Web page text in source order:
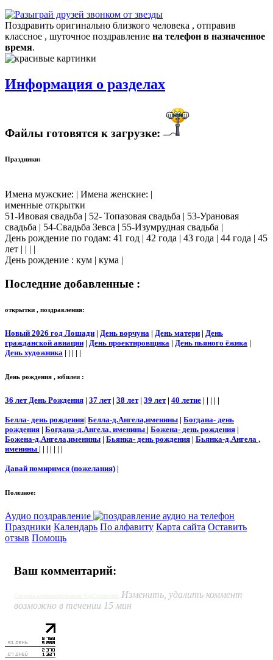
Поздравить оригинально близкого человека , отправив
классное , шуточное поздравление на телефон в назначенное
время.
Информация о разделах
Файлы готовятся к загрузке:
Праздники:
Имена мужские: | Имена женские: |
именные открытки
51-Ивовая свадьба | 52- Топазовая свадьба | 53-Урановая
свадьба | 54-Свадьба Зевса | 55-Изумрудная свадьба |
День рождение по годам: 41 год | 42 года | 43 года | 44 года | 45
лет | | | |
День рождение : кум | кума |
Последние добавленные :
открытки , поздравления:
Новый 2026 год Лошади | День ворчуна | День матери | День
гражданской авиации | День проектировщика | День пьяного ёжика |
День художника | | | | |
День рождения , юбилеи :
36 лет День Рождения | 37 лет| 38 лет| 39 лет| 40 летие | | | | |
Белла- день рождения| Белла-д.Ангела,именины | Богдана- день
рождения | Богдана-д.Ангела, именины | Божена- день рождения |
Божена-д.Ангела,именины | Бьянка- день рождения | Бьянка-д.Ангела ,
именины | | | | | | |
Давай помиримся (пожелания) |
Полезное:
Аудио поздравление
Праздники Календарь По алфавиту Карта сайта Оставить
отзыв Помощь
Ваш комментарий:
Система комментирования SigComments Изменить, удалить коммент
возможно в течении 15 мин